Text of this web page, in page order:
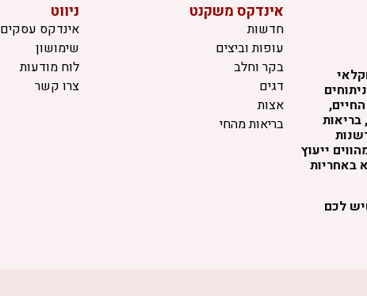
בריאות
ייעוץ
באחריות
לכם
אינדקס משקנט
חדשות
עופות וביצים
בקר וחלב
דגים
אצות
בריאות מהחי
ניווט
אינדקס עסקים
שימושון
לוח מודעות
צרו קשר